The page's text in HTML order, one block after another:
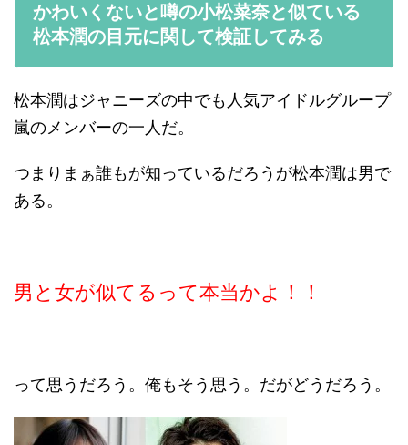
かわいくないと噂の小松菜奈と似ている
松本潤の目元に関して検証してみる
松本潤はジャニーズの中でも人気アイドルグループ
嵐のメンバーの一人だ。
つまりまぁ誰もが知っているだろうが松本潤は男で
ある。
男と女が似てるって本当かよ！！
って思うだろう。俺もそう思う。だがどうだろう。